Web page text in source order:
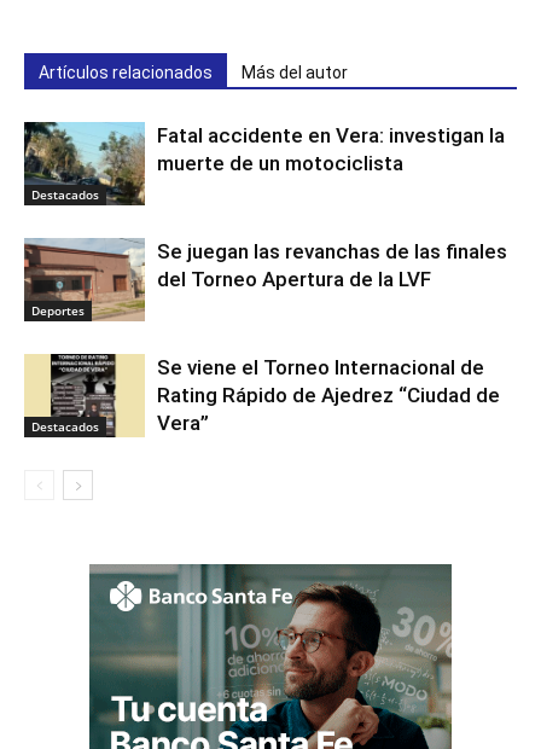
Artículos relacionados Más del autor
Destacados
Fatal accidente en Vera: investigan la
muerte de un motociclista
Deportes
Se juegan las revanchas de las finales
del Torneo Apertura de la LVF
Destacados
Se viene el Torneo Internacional de
Rating Rápido de Ajedrez “Ciudad de
Vera”